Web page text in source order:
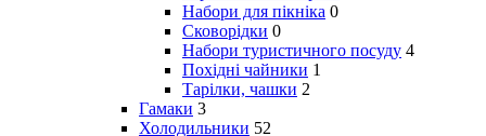
Набори для пікніка 0
Сковорідки 0
Набори туристичного посуду 4
Похідні чайники 1
Тарілки, чашки 2
Гамаки 3
Холодильники 52